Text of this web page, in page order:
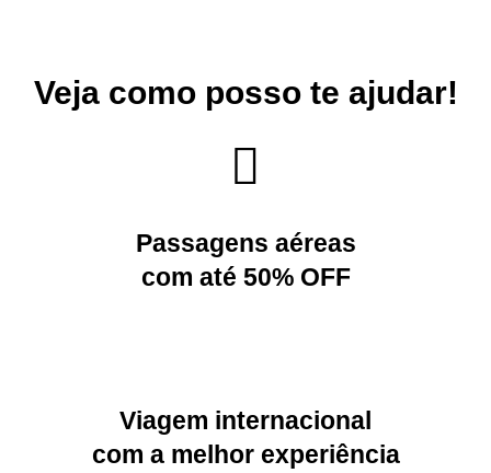
Veja como posso te ajudar!
Passagens aéreas
com até 50% OFF
Viagem internacional
com a melhor experiência